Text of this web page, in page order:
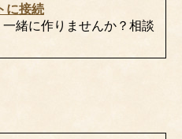
に接続
緒に作りませんか？相談